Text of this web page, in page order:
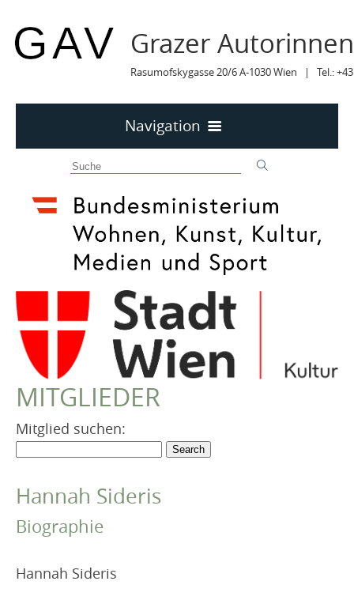
Grazer
Rasumofskygasse 20/6 A-1030 Wien | Tel.:
Navigation
MITTEILUNGEN
MITTEILUNGEN Archiv
TERMINE
TERMINE sortiert
LYRIK IM MÄRZ
MITGLIEDER
VEREIN
Robert Musil Gedenkraum
TERMINARCHIV
TEXTE
MITGLIEDER
Mitglied suchen:
Hannah Sideris
Biographie
Hannah Sideris